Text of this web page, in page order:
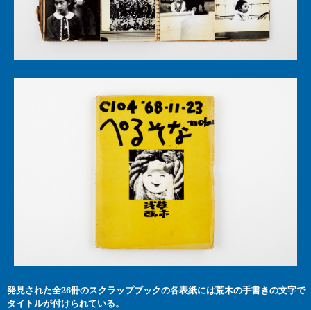
発見された全26冊のスクラップブックの各表紙には荒木の手書きの文字で
タイトルが付けられている。